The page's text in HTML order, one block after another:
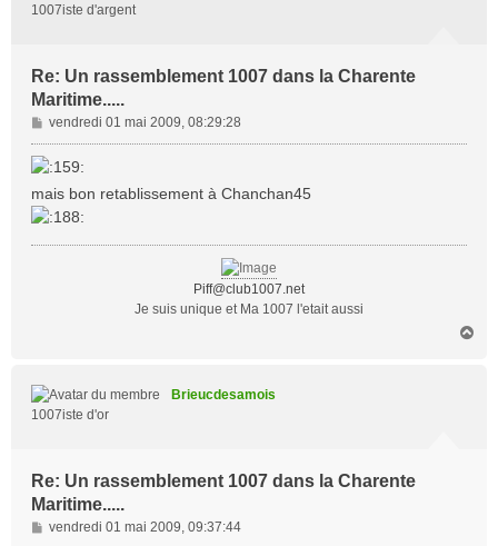
1007iste d'argent
Re: Un rassemblement 1007 dans la Charente
Maritime.....
M
e
s
a
g
vendredi 01 mai 2009, 08:29:28
mais bon retablissement à Chanchan45
Piff@club1007.net
Je suis unique et Ma 1007 l'etait aussi
Brieucdesamois
1007iste d'or
Re: Un rassemblement 1007 dans la Charente
Maritime.....
M
vendredi 01 mai 2009, 09:37:44